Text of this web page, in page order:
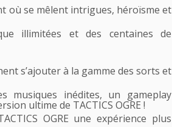
où se mêlent intrigues, héroïsme et
illimitées et des centaines de
s’ajouter à la gamme des sorts et
musiques inédites, un gameplay
ultime de TACTICS OGRE !
OGRE une expérience plus